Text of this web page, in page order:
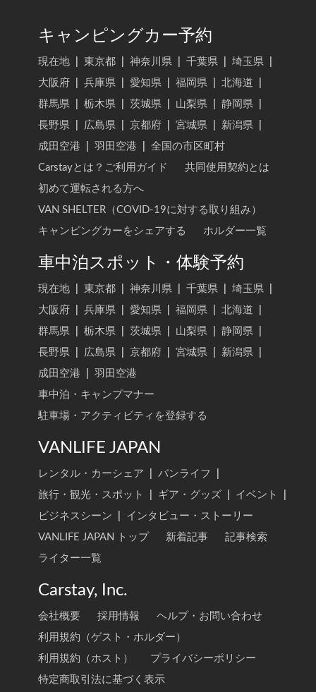
キャンピングカー予約
現在地 東京都 神奈川県 千葉県 埼玉県
大阪府
兵庫県 愛知県 福岡県 北海道
群馬県
栃木県 茨城県 山梨県 静岡県
長野県
広島県 京都府 宮城県 新潟県
成田空港
羽田空港
全国の市区町村
Carstayとは？ご利用ガイド
共同使用契約とは
初めて運転される方へ
VAN SHELTER（COVID-19に対する取り組み）
キャンピングカーをシェアする
ホルダー一覧
車中泊スポット・体験予約
現在地 東京都 神奈川県 千葉県 埼玉県
大阪府
兵庫県 愛知県 福岡県 北海道
群馬県
栃木県 茨城県 山梨県 静岡県
長野県
広島県 京都府 宮城県 新潟県
成田空港
羽田空港
車中泊・キャンプマナー
駐車場・アクティビティを登録する
VANLIFE JAPAN
レンタル・カーシェア バンライフ
旅行・観光・スポット
ギア・グッズ イベント
ビジネスシーン
インタビュー・ストーリー
VANLIFE JAPAN トップ
新着記事
記事検索
ライター一覧
Carstay, Inc.
会社概要 採用情報
ヘルプ・お問い合わせ
利用規約（ゲスト・ホルダー）
利用規約（ホスト）
プライバシーポリシー
特定商取引法に基づく表示